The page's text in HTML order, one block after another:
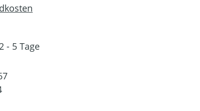
- 5 Tage